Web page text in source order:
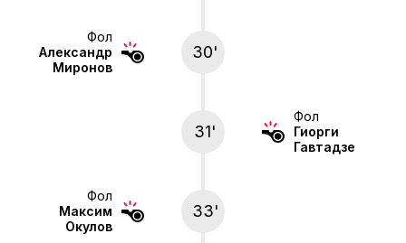
Фол
Александр
Миронов
30'
31'
Фол
Гиорги
Гавтадзе
Фол
Максим
Окулов
33'